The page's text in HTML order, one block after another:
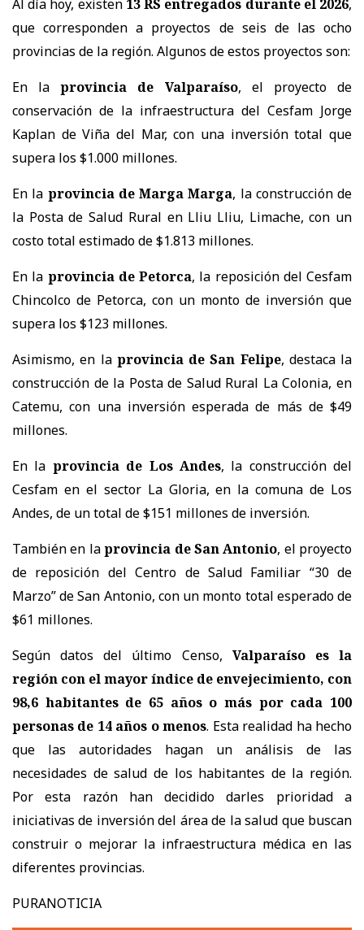
Al día hoy, existen 13 RS entregados durante el 2026,
que corresponden a proyectos de seis de las ocho
provincias de la región. Algunos de estos proyectos son:
En la
provincia de Valparaíso, el proyecto de
conservación de la infraestructura del Cesfam Jorge
Kaplan de Viña del Mar, con una inversión total que
supera los $1.000 millones.
En la provincia de Marga Marga, la construcción de
la Posta de Salud Rural en Lliu Lliu, Limache, con un
costo total estimado de $1.813 millones.
En la provincia de Petorca, la reposición del Cesfam
Chincolco de Petorca, con un monto de inversión que
supera los $123 millones.
Asimismo, en la provincia de San Felipe, destaca la
construcción de la Posta de Salud Rural La Colonia, en
Catemu, con una inversión esperada de más de $49
millones.
En la provincia de Los Andes, la construcción del
Cesfam en el sector La Gloria, en la comuna de Los
Andes, de un total de $151 millones de inversión.
También en laprovincia de San Antonio, el proyecto
de reposición del Centro de Salud Familiar “30 de
Marzo” de San Antonio, con un monto total esperado de
$61 millones.
Según datos del último Censo, Valparaíso es la
región con el mayor índice de envejecimiento, con
98,6 habitantes de 65 años o más por cada 100
personas de 14 años o menos. Esta realidad ha hecho
que las autoridades hagan un análisis de las
necesidades de salud de los habitantes de la región.
Por esta razón han decidido darles prioridad a
iniciativas de inversión del área de la salud que buscan
construir o mejorar la infraestructura médica en las
diferentes provincias.
PURANOTICIA